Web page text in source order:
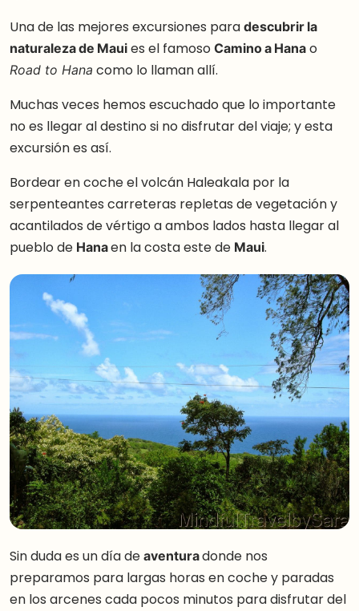
Una de las mejores excursiones paradescubrir la
naturaleza de Mauies el famosoCamino a Hanao
Road to Hana como lo llaman allí.
Muchas veces hemos escuchado que lo importante
no es llegar al destino si no disfrutar del viaje; y esta
excursión es así.
Bordear en coche el volcán Haleakala por la
serpenteantes carreteras repletas de vegetación y
acantilados de vértigo a ambos lados hasta llegar al
pueblo de Hanaen la costa este de Maui.
Sin duda es un día deaventuradonde nos
preparamos para largas horas en coche y paradas
en los arcenes cada pocos minutos para disfrutar del